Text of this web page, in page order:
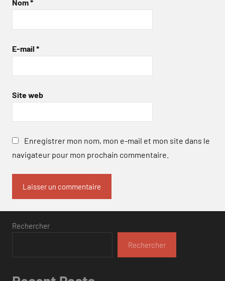
Nom*
E-mail *
Site web
Enregistrer mon nom, mon e-mail et mon site dans le
navigateur pour mon prochain commentaire.
Rechercher
Rechercher